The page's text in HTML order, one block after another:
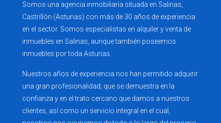
Somos una agencia inmobiliaria situada en Salinas,
Castrillón (Asturias) con más de 30 años de experiencia
en el sector. Somos especialistas en alquiler y venta de
inmuebles en Salinas, aunque también poseemos
inmuebles por toda Asturias.
Nuestros años de experiencia nos han permitido adquirir
una gran profesionalidad, que se demuestra en la
confianza y en el trato cercano que damos a nuestros
clientes, así como un servicio integral en el cual,